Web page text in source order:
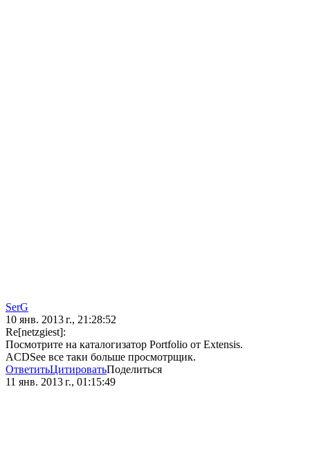
SerG
10 янв. 2013 г., 21:28:52
Re[netzgiest]:
Посмотрите на каталогизатор Portfolio от Extensis.
ACDSee все таки больше просмотрщик.
ОтветитьЦитироватьПоделиться
11 янв. 2013 г., 01:15:49